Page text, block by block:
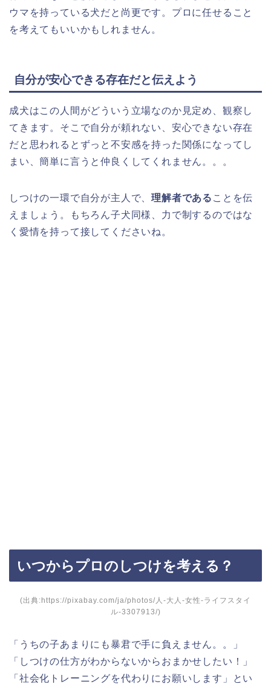
ウマを持っている犬だと尚更です。プロに任せること
を考えてもいいかもしれません。
自分が安心できる存在だと伝えよう
成犬はこの人間がどういう立場なのか見定め、観察し
てきます。そこで自分が頼れない、安心できない存在
だと思われるとずっと不安感を持った関係になってし
まい、簡単に言うと仲良くしてくれません。。。
しつけの一環で自分が主人で、理解者である ことを伝
えましょう。もちろん子犬同様、力で制するのではな
く愛情を持って接してくださいね。
いつからプロのしつけを考える？
(出典:https://pixabay.com/ja/photos/人-大人-女性-ライフスタイ
ル-3307913/)
「うちの子あまりにも暴君で手に負えません。。」
「しつけの仕方がわからないからおまかせしたい！」
「社会化トレーニングを代わりにお願いします」とい